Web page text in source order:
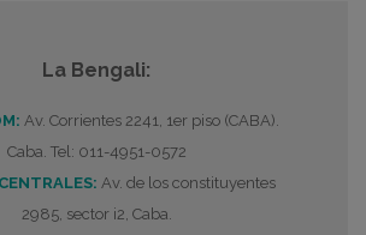
La Bengali:
Av. Corrientes 2241, 1er piso (CABA).
Caba. Tel: 011-4951-0572
Av. de los constituyentes
2985, sector i2, Caba.